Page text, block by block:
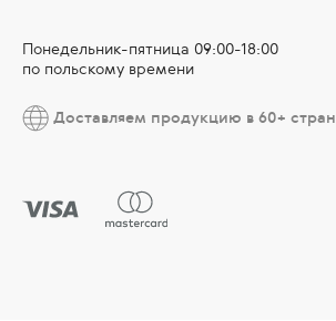
Понедельник-пятница 09:00-18:00
по польскому времени
Доставляем продукцию в 60+ стран